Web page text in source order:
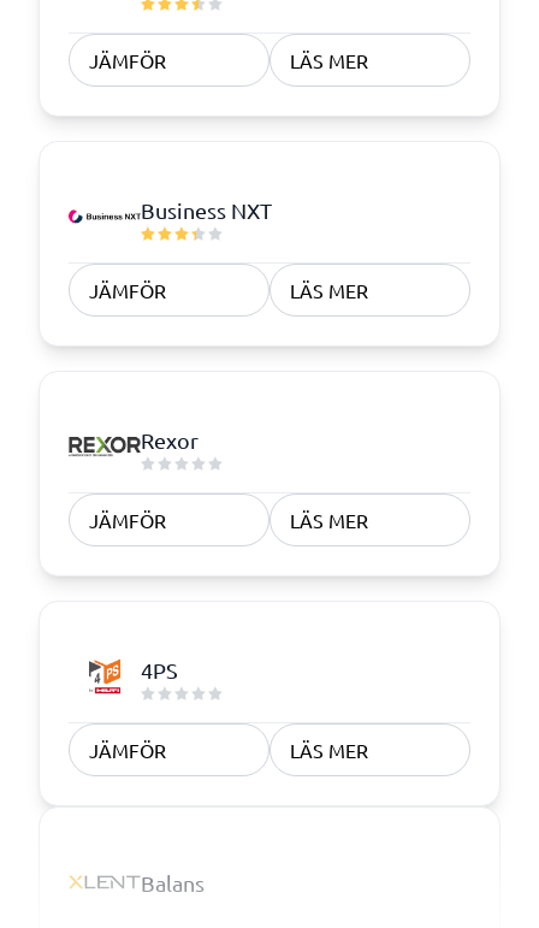
JÄMFÖR LÄS MER
Business NXT
JÄMFÖR LÄS MER
Rexor
JÄMFÖR LÄS MER
4PS
JÄMFÖR LÄS MER
Balans